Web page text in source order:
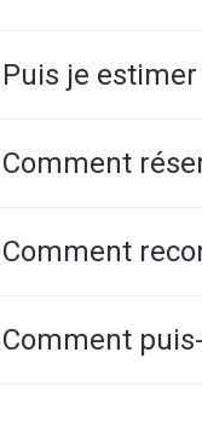
Puis je
Comment
Comment
Comment